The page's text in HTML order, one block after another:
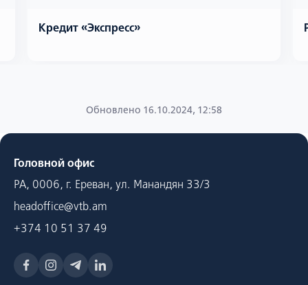
Кредит «Экспресс»
Обновлено 16.10.2024, 12:58
Головной офис
РА, 0006, г. Ереван, ул. Манандян 33/3
headoffice@vtb.am
+374 10 51 37 49